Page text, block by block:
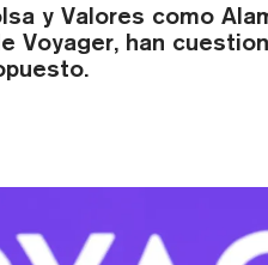
y Valores como
Voyager, han